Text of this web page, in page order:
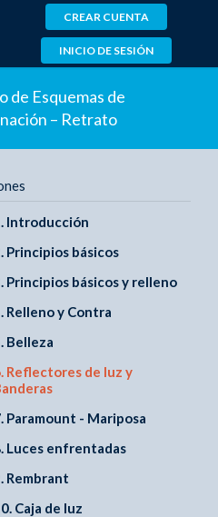
CREAR CUENTA
INICIO DE SESIÓN
de Esquemas de
– Retrato
Introducción
Principios básicos
Principios básicos y relleno
Relleno y Contra
Belleza
Reflectores de luz y
Paramount - Mariposa
Luces enfrentadas
Rembrant
Caja de luz